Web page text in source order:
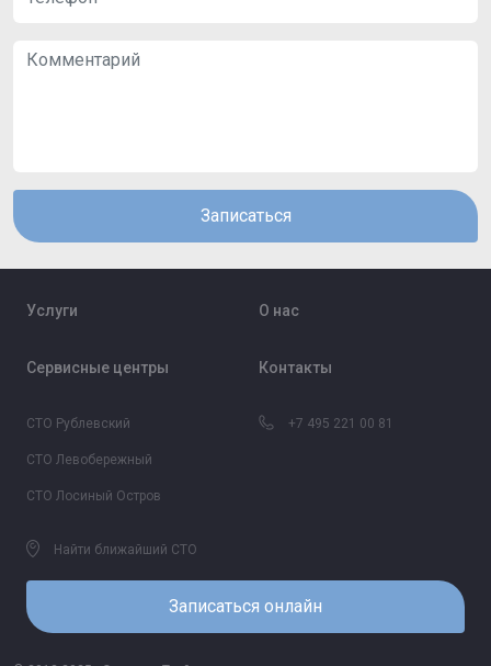
Записаться
Услуги О нас
Сервисные центры
СТО Рублевский
СТО Левобережный
СТО Лосиный Остров
Найти ближайший СТО
Контакты
+7 495 221 00 81
Записаться онлайн